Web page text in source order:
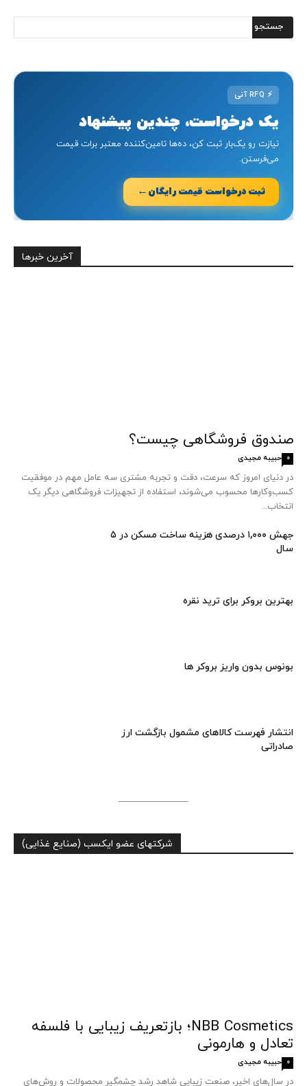
⚡
یک درخواست، چندین پیشنهاد
نیازت رو یک‌بار ثبت کن، ده‌ها تامین‌کننده معتبر برات قیمت
می‌فرستن.
ثبت درخواست قیمت رایگان ←
آخرین خبرها
صندوق فروشگاهی چیست؟
حبیبه مجیدی 0
در دنیای امروز که سرعت، دقت و تجربه مشتری سه عامل مهم در موفقیت
کسب‌وکارها محسوب می‌شوند، استفاده از تجهیزات فروشگاهی دیگر یک
انتخاب...
جهش ۱,۰۰۰ درصدی هزینه ساخت مسکن در ۵
سال
بهترین بروکر برای ترید نقره
بونوس بدون واریز بروکر ها
انتشار فهرست کالاهای مشمول بازگشت ارز
صادراتی
شرکتهای عضو ایکسب (صنایع غذایی)
NBB Cosmetics؛ بازتعریف زیبایی با فلسفه
تعادل و هارمونی
حبیبه مجیدی 0
در سال‌های اخیر، صنعت زیبایی شاهد رشد چشمگیر محصولات و روش‌های